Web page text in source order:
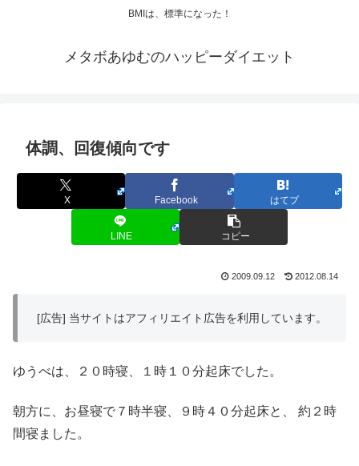
BMIは、標準になった！
メタボあゆむのハッピーダイエット
体調、回復傾向です
X Facebook はてブ
LINE コピー
2009.09.12 2012.08.14
[広告] 当サイトはアフィリエイト広告を利用しています。
ゆうべは、２０時寝、１時１０分起床でした。
朝方に、お昼寝で７時半寝、９時４０分起床と、 約２時
間寝ました。